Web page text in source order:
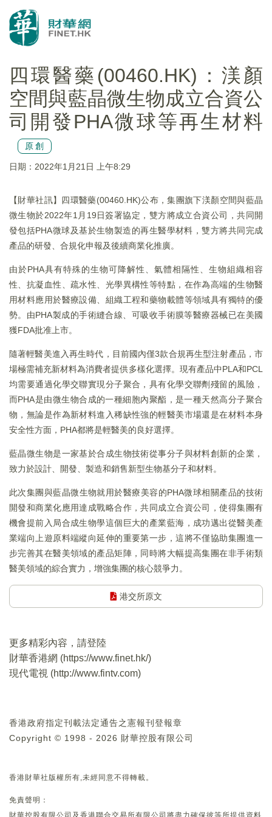
四環醫藥(00460.HK)：渼顏
空間與藍晶微生物成立合資公
司開發PHA微球等再生材料
原創
日期：2022年1月21日 上午8:29
【財華社訊】四環醫藥(00460.HK)公布，集團旗下渼顏空間與藍晶
微生物於2022年1月19日簽署協定，雙方將成立合資公司，共同開
發包括PHA微球及基於生物製造的再生醫學材料，雙方將共同完成
產品的研發、合規化申報及後續商業化推廣。
由於PHA具有特殊的生物可降解性、氣體相隔性、生物組織相容
性、抗凝血性、疏水性、光學異構性等特點，在作為高端的生物醫
用材料應用於醫療設備、組織工程和藥物載體等領域具有獨特的優
勢。由PHA製成的手術縫合線、可吸收手術膜等醫療器械已在美國
獲FDA批准上市。
隨著輕醫美進入再生時代，目前國內僅3款合規再生型注射產品，市
場極需補充新材料為消費者提供多樣化選擇。現有產品中PLA和PCL
均需要通過化學交聯實現分子聚合，具有化學交聯劑殘留的風險，
而PHA是由微生物合成的一種細胞內聚酯，是一種天然高分子聚合
物，無論是作為新材料進入稀缺性強的輕醫美市場還是在材料本身
安全性方面，PHA都將是輕醫美的良好選擇。
藍晶微生物是一家基於合成生物技術從事分子與材料創新的企業，
致力於設計、開發、製造和銷售新型生物基分子和材料。
此次集團與藍晶微生物就用於醫療美容的PHA微球相關產品的技術
開發和商業化應用達成戰略合作，共同成立合資公司，使得集團有
機會提前入局合成生物學這個巨大的產業藍海，成功邁出從醫美產
業端向上遊原料端縱向延伸的重要第一步，這將不僅協助集團進一
步完善其在醫美領域的產品矩陣，同時將大幅提高集團在非手術類
醫美領域的綜合實力，增強集團的核心競爭力。
港交所原文
更多精彩內容，請登陸
財華香港網 (https://www.finet.hk/)
現代電視 (http://www.fintv.com)
香港政府指定刊載法定通告之憲報刊登報章
Copyright © 1998 - 2026 財華控股有限公司
香港財華社版權所有,未經同意不得轉載。
免責聲明：
財華控股有限公司及香港聯合交易所有限公司將盡力確保彼等所提供資料